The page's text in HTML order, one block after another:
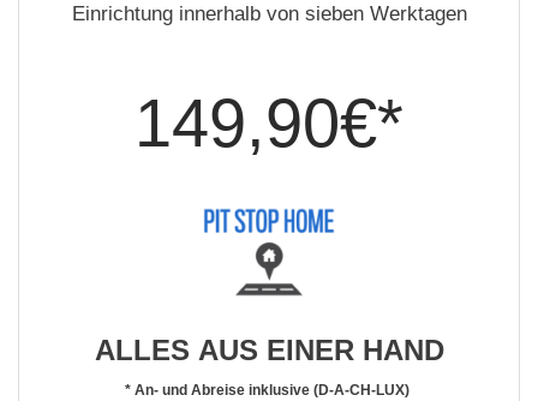
Einrichtung innerhalb von sieben Werktagen
149,90€*
ALLES AUS EINER HAND
* An- und Abreise inklusive (D-A-CH-LUX)